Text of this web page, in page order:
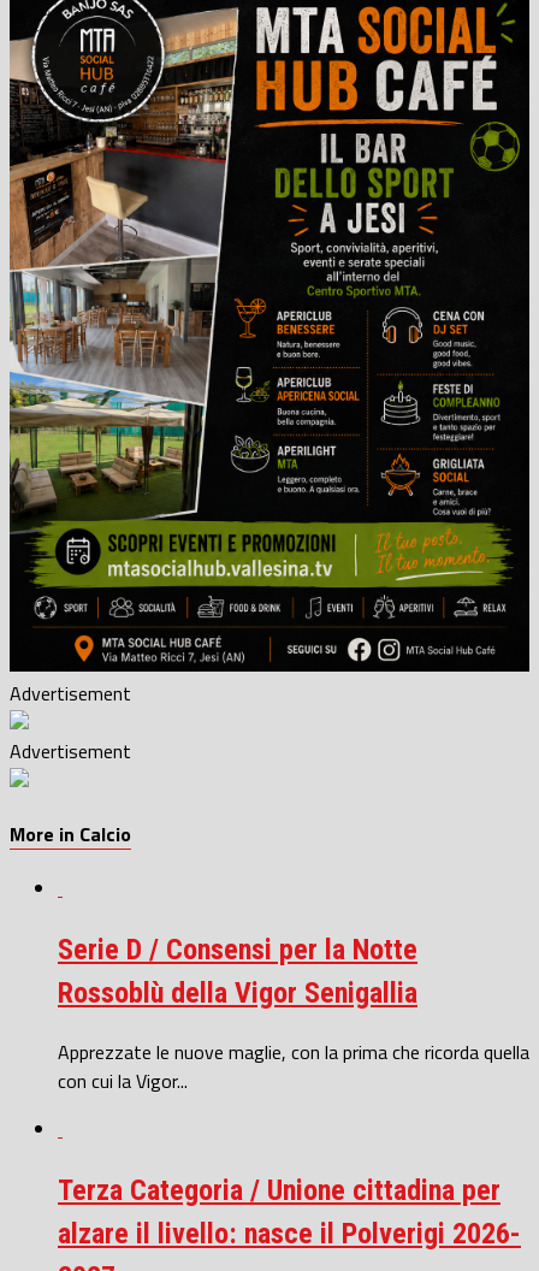
Advertisement
Advertisement
More in Calcio
Serie D / Consensi per la Notte
Rossoblù della Vigor Senigallia
Apprezzate le nuove maglie, con la prima che ricorda quella
con cui la Vigor...
Terza Categoria / Unione cittadina per
alzare il livello: nasce il Polverigi 2026-